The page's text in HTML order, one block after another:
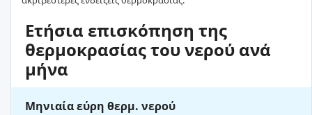
Ετήσια επισκόπηση της
θερμοκρασίας του νερού ανά
μήνα
Μηνιαία εύρη θερμ. νερού